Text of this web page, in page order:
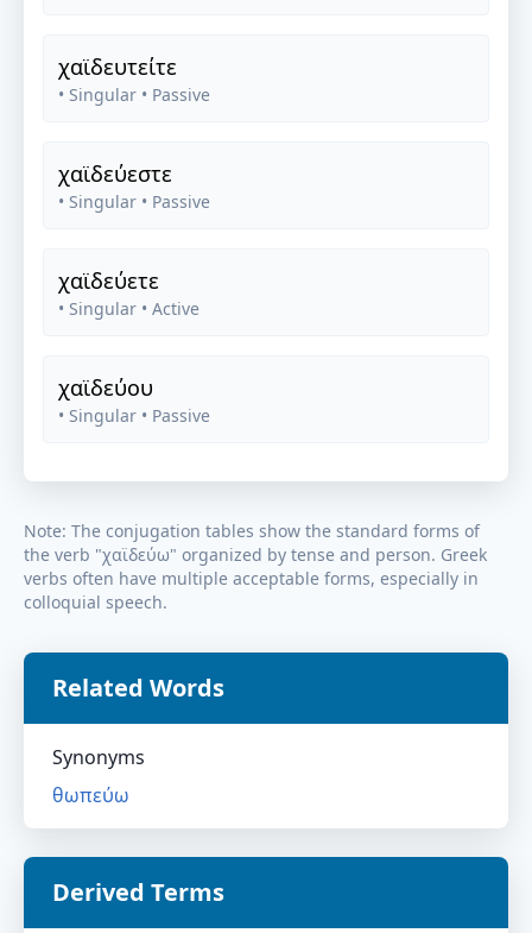
χαϊδευτείτε
• Singular • Passive
χαϊδεύεστε
• Singular • Passive
χαϊδεύετε
• Singular • Active
χαϊδεύου
• Singular • Passive
Note: The conjugation tables show the standard forms of
the verb "χαϊδεύω" organized by tense and person. Greek
verbs often have multiple acceptable forms, especially in
colloquial speech.
Related Words
Synonyms
θωπεύω
Derived Terms